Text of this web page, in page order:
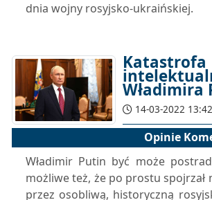
dnia wojny rosyjsko-ukraińskiej.
Katastrofa
Władimira
14-03-2022 13:42
Opinie
Władimir Putin być może
możliwe też, że po prostu spojrzał
przez osobliwą, historyczną